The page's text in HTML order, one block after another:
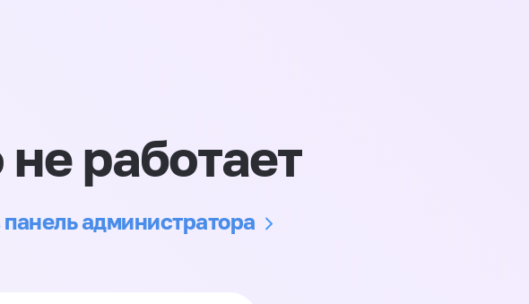
работает
панель администратора